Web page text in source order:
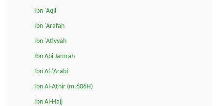
Ibn 'Aqil
Ibn 'Arafah
Ibn 'Atiyyah
Ibn Abi Jamrah
Ibn Al-'Arabi
Ibn Al-Athir (m.606H)
Ibn Al-Hajj